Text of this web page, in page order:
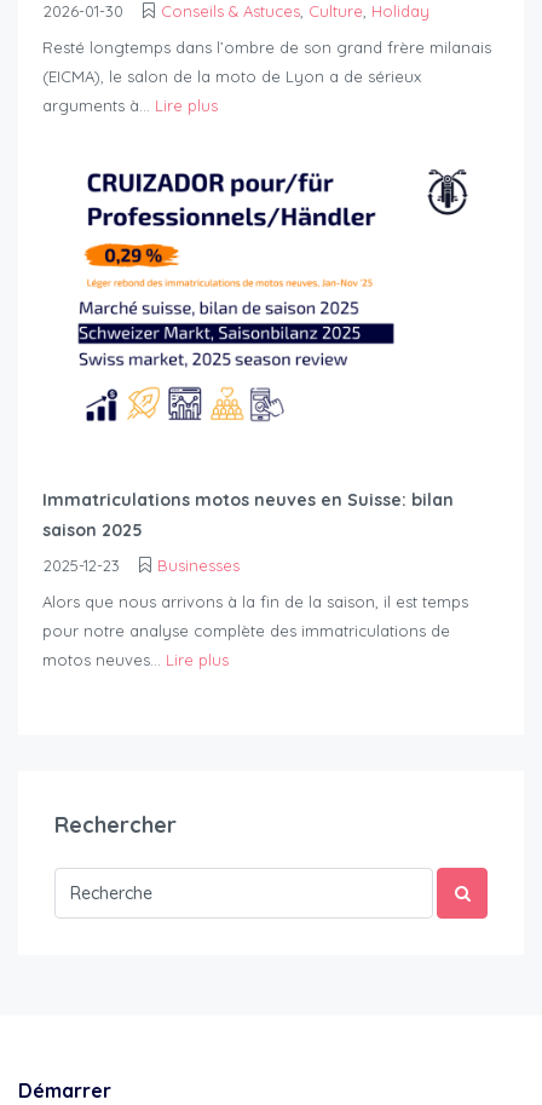
2026-01-30 Conseils & Astuces Culture Holiday
Resté longtemps dans l’ombre de son grand frère milanais
(EICMA), le salon de la moto de Lyon a de sérieux
arguments à... Lire plus
Immatriculations motos neuves en Suisse: bilan
saison 2025
2025-12-23
Businesses
Alors que nous arrivons à la fin de la saison, il est temps
pour notre analyse complète des immatriculations de
motos neuves... Lire plus
Rechercher
Démarrer